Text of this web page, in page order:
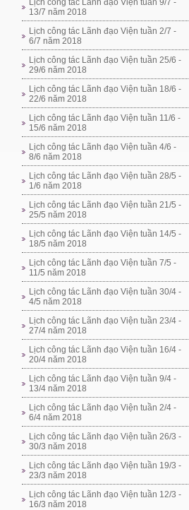
Lịch công tác Lãnh đạo Viện tuần 9/7 -
13/7 năm 2018
Lịch công tác Lãnh đạo Viện tuần 2/7 -
6/7 năm 2018
Lịch công tác Lãnh đạo Viện tuần 25/6 -
29/6 năm 2018
Lịch công tác Lãnh đạo Viện tuần 18/6 -
22/6 năm 2018
Lịch công tác Lãnh đạo Viện tuần 11/6 -
15/6 năm 2018
Lịch công tác Lãnh đạo Viện tuần 4/6 -
8/6 năm 2018
Lịch công tác Lãnh đạo Viện tuần 28/5 -
1/6 năm 2018
Lịch công tác Lãnh đạo Viện tuần 21/5 -
25/5 năm 2018
Lịch công tác Lãnh đạo Viện tuần 14/5 -
18/5 năm 2018
Lịch công tác Lãnh đạo Viện tuần 7/5 -
11/5 năm 2018
Lịch công tác Lãnh đạo Viện tuần 30/4 -
4/5 năm 2018
Lịch công tác Lãnh đạo Viện tuần 23/4 -
27/4 năm 2018
Lịch công tác Lãnh đạo Viện tuần 16/4 -
20/4 năm 2018
Lịch công tác Lãnh đạo Viện tuần 9/4 -
13/4 năm 2018
Lịch công tác Lãnh đạo Viện tuần 2/4 -
6/4 năm 2018
Lịch công tác Lãnh đạo Viện tuần 26/3 -
30/3 năm 2018
Lịch công tác Lãnh đạo Viện tuần 19/3 -
23/3 năm 2018
Lịch công tác Lãnh đạo Viện tuần 12/3 -
16/3 năm 2018